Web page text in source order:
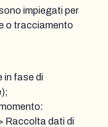
impiegati per
o tracciamento
in fase di
Raccolta dati di